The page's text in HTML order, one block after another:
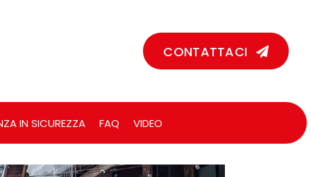
CONTATTACI
IN SICUREZZA FAQ VIDEO